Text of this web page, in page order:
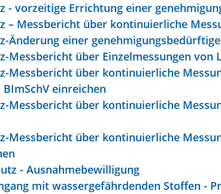
- vorzeitige Errichtung einer
– Messbericht über kontinuierliche
Änderung einer
Messbericht über Einzelmessungen
Messbericht über kontinuierliche
einreichen
Messbericht über kontinuierliche
Messbericht über kontinuierliche
- Ausnahmebewilligung
mit wassergefährdenden Stoffen -